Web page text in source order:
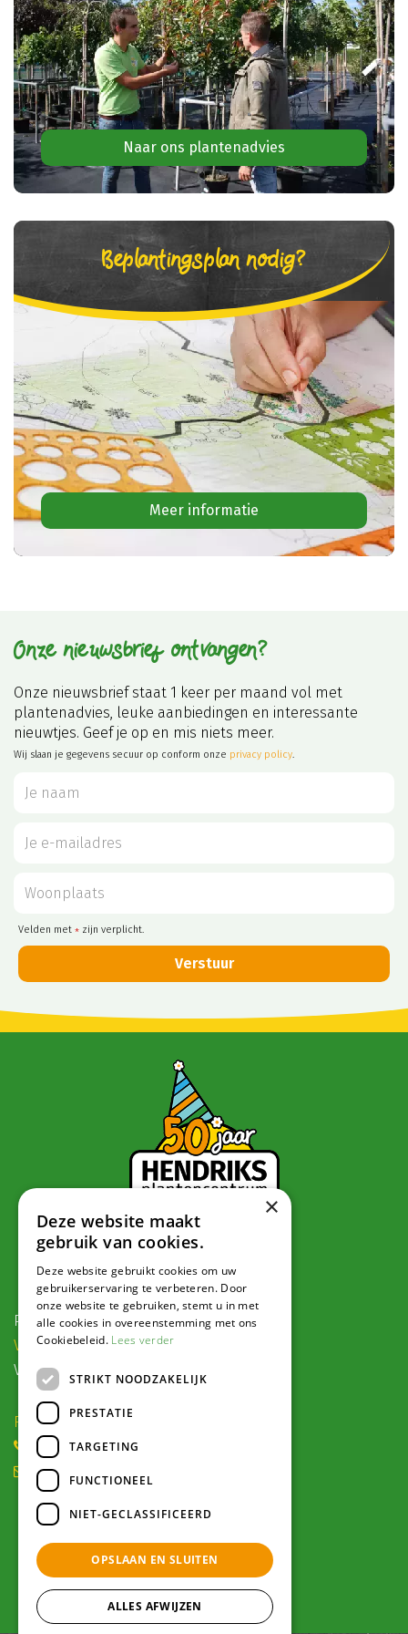
Naar ons plantenadvies
Beplantingsplan nodig?
Meer informatie
Onze nieuwsbrief ontvangen?
Onze nieuwsbrief staat 1 keer per maand vol met
plantenadvies, leuke aanbiedingen en interessante
nieuwtjes. Geef je op en mis niets meer.
Wij slaan je gegevens secuur op conform onze privacy policy.
Velden met * zijn verplicht.
Contact
Postadres:
Veldweg 1, 5995 PG Kessel
Voor navigatie:
Roode Eggeweg 6b, Kessel
(0) 77 462 16 30
winkel@hendriksplantencentrum.nl
Openingstijden
Alle openingstijden >
×
Deze website maakt
gebruik van cookies.
Deze website gebruikt cookies om uw
gebruikerservaring te verbeteren. Door
onze website te gebruiken, stemt u in met
alle cookies in overeenstemming met ons
Cookiebeleid. Lees verder
STRIKT NOODZAKELIJK
PRESTATIE
TARGETING
FUNCTIONEEL
NIET-GECLASSIFICEERD
OPSLAAN EN SLUITEN
ALLES AFWIJZEN